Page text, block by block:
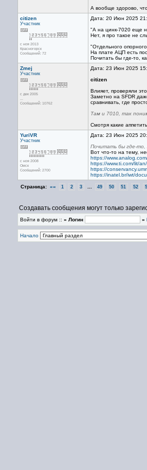
А вообще здорово,
citizen
Участник
с ноя 2013
Красногорск
Сообщений: 72
Дата: 20 Июн 2025
"А на цинк-7020 еще
Нет, я про такое не
"Отдельного
На плате АЦП есть
Почитать бы где-то,
Zmej
Участник
с дек 2005
...
Сообщений: 10762
Дата: 23 Июн 2025
citizen
Влияет, проверяли
Заметно на SFDR
сравнивать, где
Там и 7010, так
Смотря какие
YuriVR
Участник
с ноя 2008
Омск
Сообщений: 2700
Дата: 23 Июн 2025
Почитать бы где-то,
Вот что-то на тему,
https://
https://www.ti.com/lit/
https://
https://inatel.br/iwt/
Страница: «« 1 2 3 49 50 51 52
Создавать сообщения могут только
Войти в форум :: » Логин »
Начало